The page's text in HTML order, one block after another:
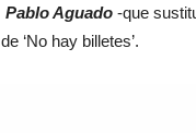
Pablo Aguado -que
‘No hay billetes’.